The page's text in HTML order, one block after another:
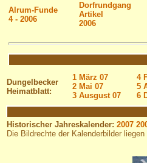
Alrum-Funde
4 - 2006
Dorfrundgang
Artikel
2006
Dungelbecker
Heimatblatt:
1 März 07
2 Mai 07
3 Ausgust 07
4
5
6
Historischer Jahreskalender: 2007
Die Bildrechte der Kalenderbilder